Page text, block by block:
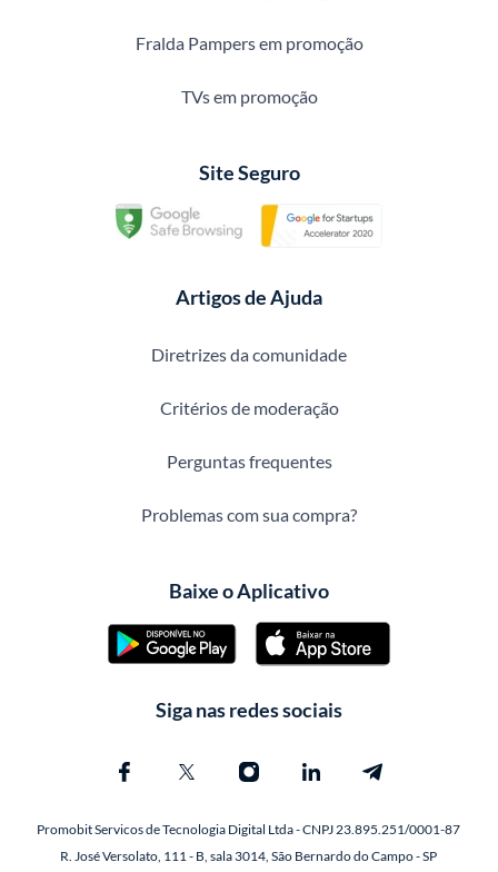
Fralda Pampers em promoção
TVs em promoção
Site Seguro
Artigos de Ajuda
Diretrizes da comunidade
Critérios de moderação
Perguntas frequentes
Problemas com sua compra?
Baixe o Aplicativo
Siga nas redes sociais
Promobit Servicos de Tecnologia Digital Ltda - CNPJ 23.895.251/0001-87
R. José Versolato, 111 - B, sala 3014, São Bernardo do Campo - SP